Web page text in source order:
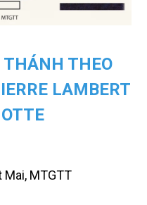
THEO
LAMBERT
Mai, MTGTT